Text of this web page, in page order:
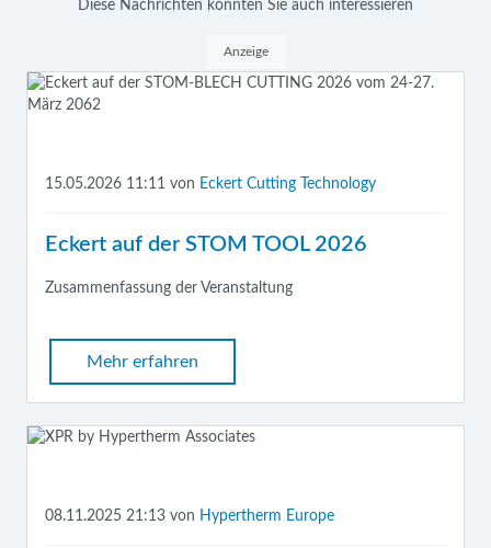
Diese Nachrichten könnten Sie auch interessieren
Anzeige
15.05.2026 11:11 von Eckert Cutting Technology
Eckert auf der STOM TOOL 2026
Zusammenfassung der Veranstaltung
Mehr erfahren
08.11.2025 21:13 von Hypertherm Europe